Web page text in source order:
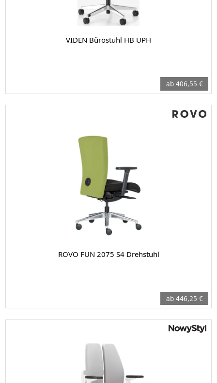
VIDEN Bürostuhl HB UPH
ab 406,55 €
ROVO FUN 2075 S4 Drehstuhl
ab 446,25 €